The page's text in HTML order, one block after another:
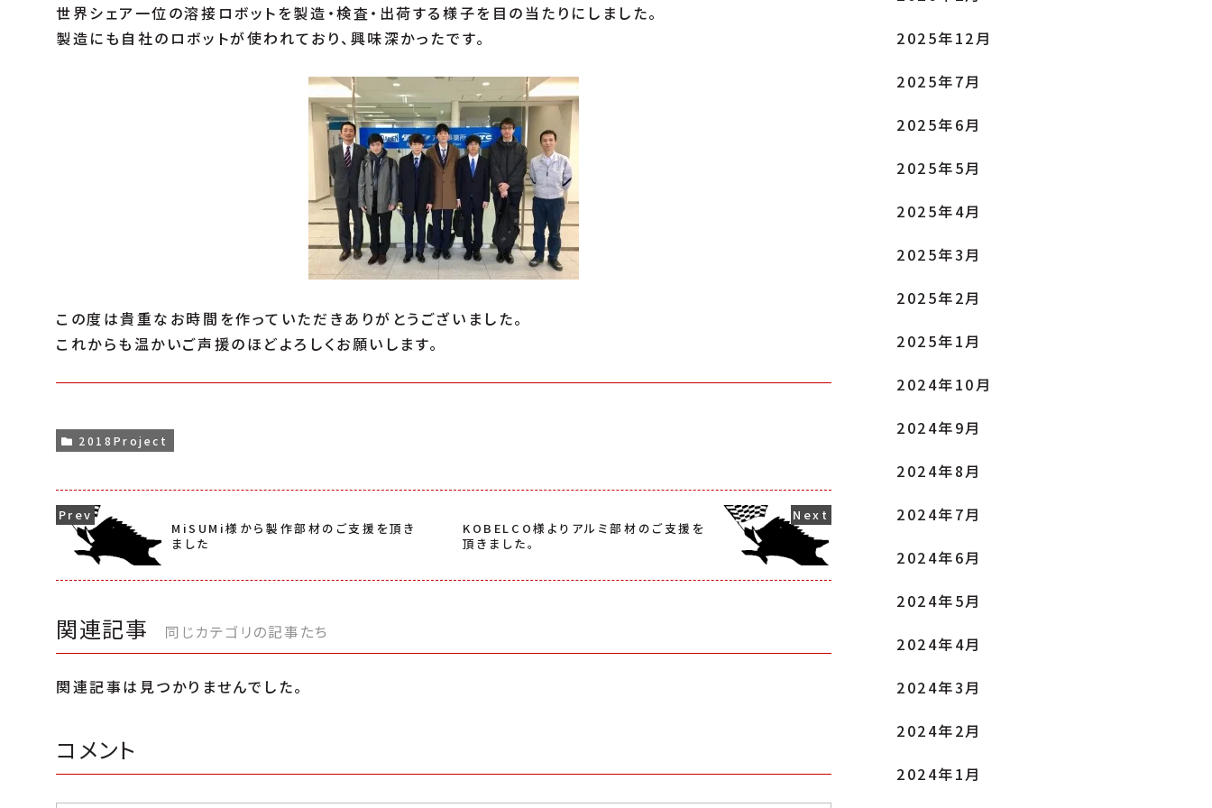
世界シェア一位の溶接ロボットを製造・検査・出荷する様子を目の当たりにしました。
製造にも自社のロボットが使われており、興味深かったです。
この度は貴重なお時間を作っていただきありがとうございました。
これからも温かいご声援のほどよろしくお願いします。
2018Project
MiSUMi様から製作部材のご支援を頂き
ました
KOBELCO様よりアルミ部材のご支援を
頂きました。
関連記事 同じカテゴリの記事たち
関連記事は見つかりませんでした。
コメント
2025年12月
2025年7月
2025年6月
2025年5月
2025年4月
2025年3月
2025年2月
2025年1月
2024年10月
2024年9月
2024年8月
2024年7月
2024年6月
2024年5月
2024年4月
2024年3月
2024年2月
2024年1月